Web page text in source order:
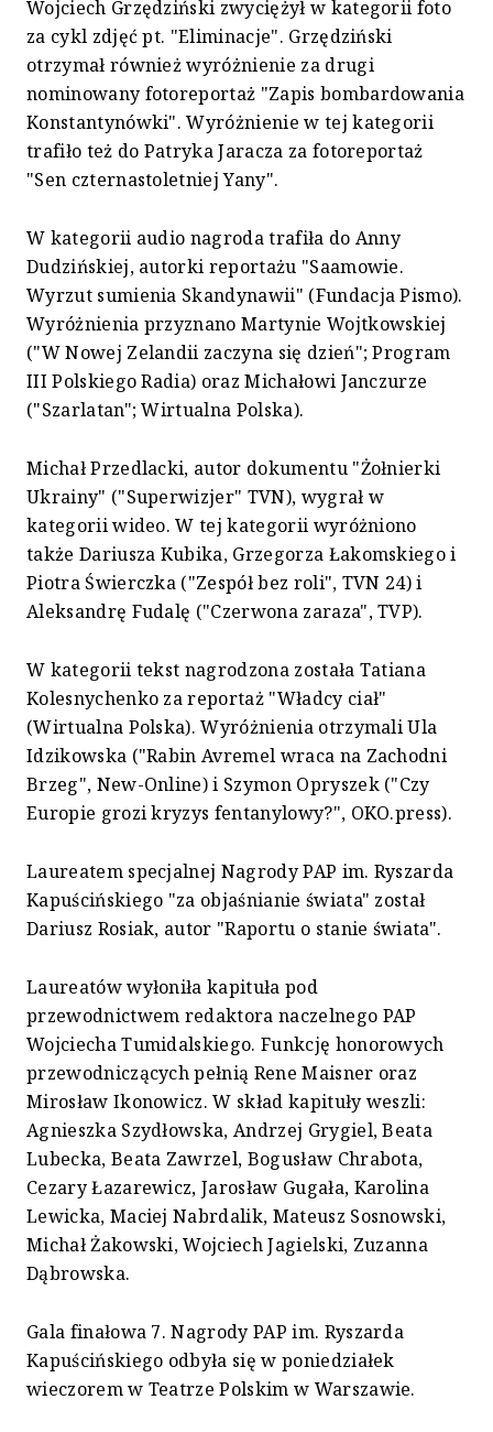
Wojciech Grzędziński zwyciężył w kategorii foto
za cykl zdjęć pt. "Eliminacje". Grzędziński
otrzymał również wyróżnienie za drugi
nominowany fotoreportaż "Zapis bombardowania
Konstantynówki". Wyróżnienie w tej kategorii
trafiło też do Patryka Jaracza za fotoreportaż
"Sen czternastoletniej Yany".
W kategorii audio nagroda trafiła do Anny
Dudzińskiej, autorki reportażu "Saamowie.
Wyrzut sumienia Skandynawii" (Fundacja Pismo).
Wyróżnienia przyznano Martynie Wojtkowskiej
("W Nowej Zelandii zaczyna się dzień"; Program
III Polskiego Radia) oraz Michałowi Janczurze
("Szarlatan"; Wirtualna Polska).
Michał Przedlacki, autor dokumentu "Żołnierki
Ukrainy" ("Superwizjer" TVN), wygrał w
kategorii wideo. W tej kategorii wyróżniono
także Dariusza Kubika, Grzegorza Łakomskiego i
Piotra Świerczka ("Zespół bez roli", TVN 24) i
Aleksandrę Fudalę ("Czerwona zaraza", TVP).
W kategorii tekst nagrodzona została Tatiana
Kolesnychenko za reportaż "Władcy ciał"
(Wirtualna Polska). Wyróżnienia otrzymali Ula
Idzikowska ("Rabin Avremel wraca na Zachodni
Brzeg", New-Online) i Szymon Opryszek ("Czy
Europie grozi kryzys fentanylowy?", OKO.press).
Laureatem specjalnej Nagrody PAP im. Ryszarda
Kapuścińskiego "za objaśnianie świata" został
Dariusz Rosiak, autor "Raportu o stanie świata".
Laureatów wyłoniła kapituła pod
przewodnictwem redaktora naczelnego PAP
Wojciecha Tumidalskiego. Funkcję honorowych
przewodniczących pełnią Rene Maisner oraz
Mirosław Ikonowicz. W skład kapituły weszli:
Agnieszka Szydłowska, Andrzej Grygiel, Beata
Lubecka, Beata Zawrzel, Bogusław Chrabota,
Cezary Łazarewicz, Jarosław Gugała, Karolina
Lewicka, Maciej Nabrdalik, Mateusz Sosnowski,
Michał Żakowski, Wojciech Jagielski, Zuzanna
Dąbrowska.
Gala finałowa 7. Nagrody PAP im. Ryszarda
Kapuścińskiego odbyła się w poniedziałek
wieczorem w Teatrze Polskim w Warszawie.